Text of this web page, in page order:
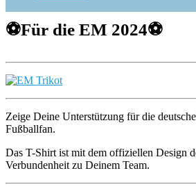
⚽️Für die EM 2024⚽️
Zeige Deine Unterstützung für die
Fußballfan.
Das T-Shirt ist mit dem offiziellen Design
Verbundenheit zu Deinem Team.